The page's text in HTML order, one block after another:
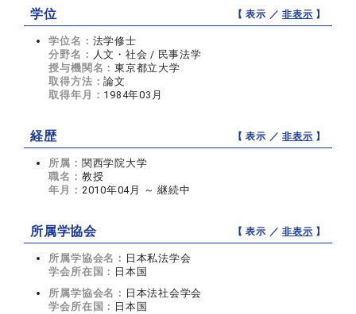
学位 【 表示 ／非表示 】
学位名： 法学修士
分野名： 人文・社会 / 民事法学
授与機関名：東京都立大学
取得方法：論文
取得年月： 1984年03月
経歴 【 表示 ／非表示 】
所属： 関西学院大学
職名： 教授
年月： 2010年04月 ～ 継続中
所属学協会 【 表示 ／非表示 】
所属学協会名： 日本私法学会
学会所在国： 日本国
所属学協会名： 日本法社会学会
学会所在国： 日本国